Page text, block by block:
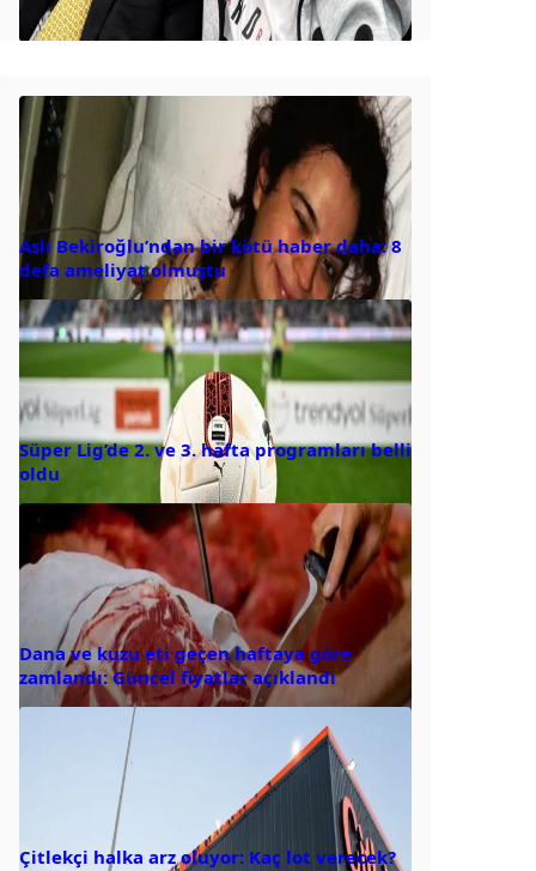
Aslı Bekiroğlu’ndan bir kötü haber daha: 8
defa ameliyat olmuştu
Süper Lig’de 2. ve 3. hafta programları belli
oldu
Dana ve kuzu eti geçen haftaya göre
zamlandı: Güncel fiyatlar açıklandı
Çitlekçi halka arz oluyor: Kaç lot verecek?